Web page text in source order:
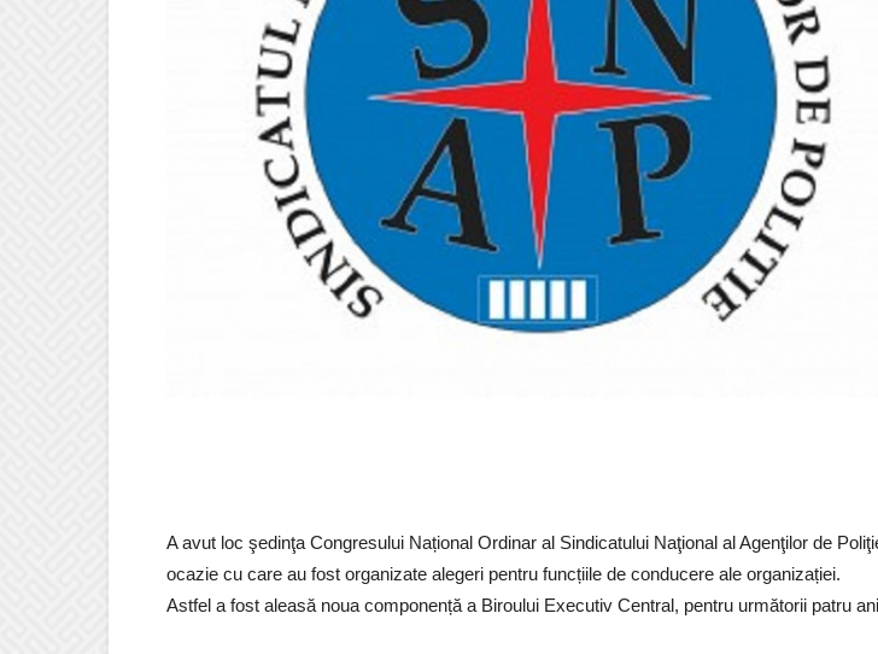
A avut loc şedinţa Congresului Național Ordinar al Sindicatului Naţional al Agenţilor de
ocazie cu care au fost organizate alegeri pentru funcțiile de conducere ale organizației.
Astfel a fost aleasă noua componență a Biroului Executiv Central, pentru următorii patru